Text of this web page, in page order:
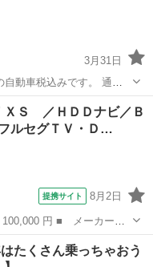
3月31日
動車税込みです。 通勤
ＸＳ ／ＨＤＤナビ／Ｂ
ルセグＴＶ・Ｄ…
提携サイト 8月2日
■ グレード名： ＸＳ
グＴＶ・ＤＶＤ再生／片
たくさん乗っちゃおう